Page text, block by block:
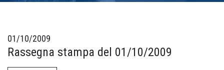
01/10/2009
Rassegna stampa del 01/10/2009